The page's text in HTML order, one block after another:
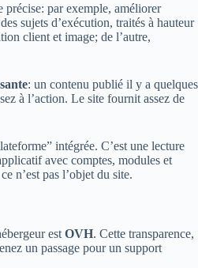
par exemple, améliorer
sujets d’exécution, traités à hauteur
client et image; de l’autre,
: un contenu publié il y a quelques
à l’action. Le site fournit assez de
intégrée. C’est une lecture
avec comptes, modules et
n’est pas l’objet du site.
est OVH. Cette transparence,
un passage pour un support